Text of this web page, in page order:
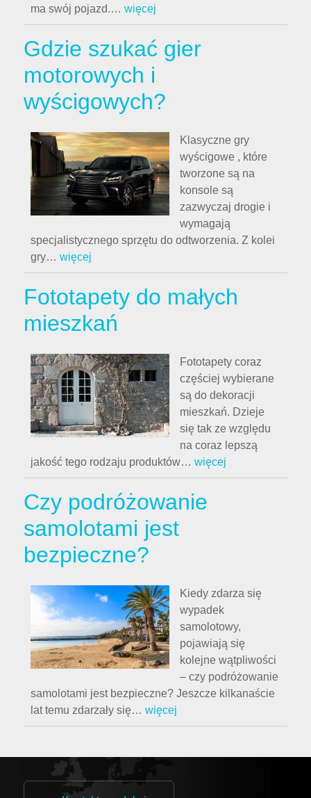
ma swój pojazd.… więcej
Gdzie szukać gier
motorowych i
wyścigowych?
Klasyczne gry
wyścigowe , które
tworzone są na
konsole są
zazwyczaj drogie i
wymagają
specjalistycznego sprzętu do odtworzenia. Z kolei
gry… więcej
Fototapety do małych
mieszkań
Fototapety coraz
częściej wybierane
są do dekoracji
mieszkań. Dzieje
się tak ze względu
na coraz lepszą
jakość tego rodzaju produktów… więcej
Czy podróżowanie
samolotami jest
bezpieczne?
Kiedy zdarza się
wypadek
samolotowy,
pojawiają się
kolejne wątpliwości
– czy podróżowanie
samolotami jest bezpieczne? Jeszcze kilkanaście
lat temu zdarzały się… więcej